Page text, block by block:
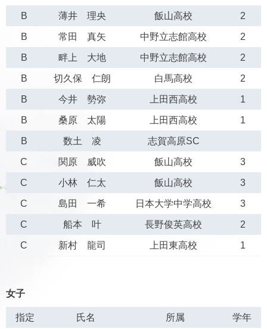
B 薄井 理央 飯山高校 2
B 常田 真矢 中野立志館高校 2
B 畔上 大地 中野立志館高校 2
B 切久保 仁朗 白馬高校 2
B 今井 勢弥 上田西高校 1
B 桑原 太陽 上田西高校 1
B 数土 凌 志賀高原SC
C 関原 威吹 飯山高校 3
C 小林 仁太 飯山高校 3
C 島田 一希 日本大学中学高校 3
C 船本 叶 長野俊英高校 2
C 新村 龍司 上田東高校 1
女子
指定 氏名 所属 学年